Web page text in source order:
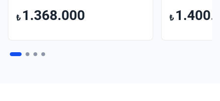
₺ 1.368.000 ₺